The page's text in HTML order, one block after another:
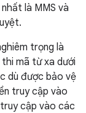
là MMS và
trọng là
mã từ xa dưới
dù được bảo vệ
truy cập vào
cập vào các